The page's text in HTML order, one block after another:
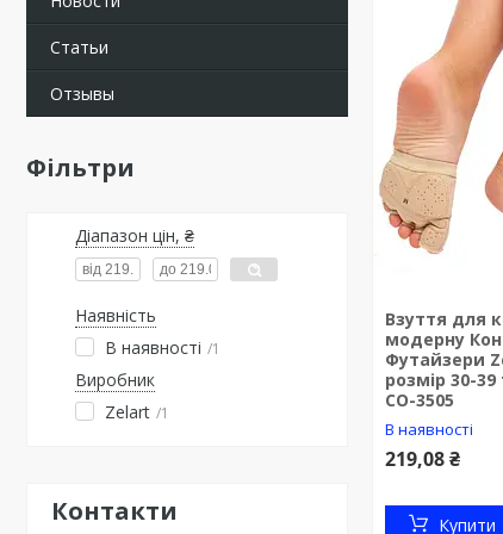
Статьи
Отзывы
Фільтри
Діапазон цін, ₴
Наявність
В наявності
1
Виробник
Zelart 1
Контакти
Взуття для
модерну
Футайзери
розмір 30-
CO-3505
В наявності
219,08 ₴
Купити